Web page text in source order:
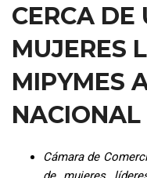
CERCA DE
MUJERES
MIPYMES
NACIONAL
Cámara de